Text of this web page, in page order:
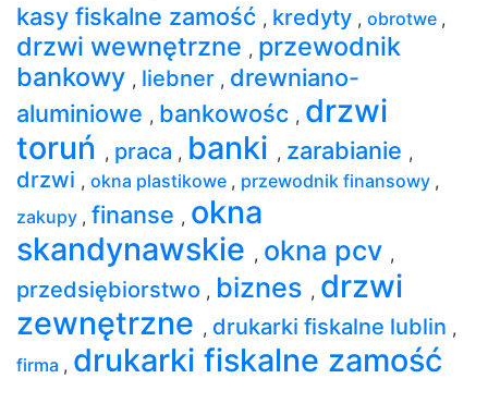
kasy fiskalne zamość , kredyty , obrotwe ,
drzwi wewnętrzne , przewodnik
bankowy , liebner , drewniano-
aluminiowe , bankowośc , drzwi
toruń , praca , banki , zarabianie ,
drzwi , okna plastikowe , przewodnik finansowy ,
zakupy , finanse , okna
skandynawskie , okna pcv ,
przedsiębiorstwo , biznes , drzwi
zewnętrzne , drukarki fiskalne lublin ,
firma , drukarki fiskalne zamość